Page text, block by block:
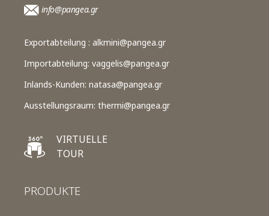
info@pangea.gr
Exportabteilung : alkmini@pangea.gr
Importabteilung: vaggelis@pangea.gr
Inlands-Kunden: natasa@pangea.gr
Ausstellungsraum: thermi@pangea.gr
VIRTUELLE
TOUR
PRODUKTE